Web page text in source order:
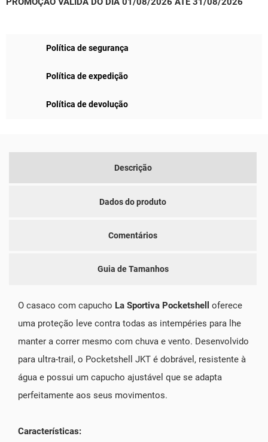
Política de segurança
Política de expedição
Política de devolução
Descrição
Dados do produto
Comentários
Guia de Tamanhos
O casaco com capucho La Sportiva Pocketshell
oferece
uma proteção leve contra todas as intempéries para lhe
manter a correr mesmo com chuva e vento. Desenvolvido
para ultra-trail, o Pocketshell JKT é dobrável, resistente à
água e possui um capucho ajustável que se adapta
perfeitamente aos seus movimentos.
Características: